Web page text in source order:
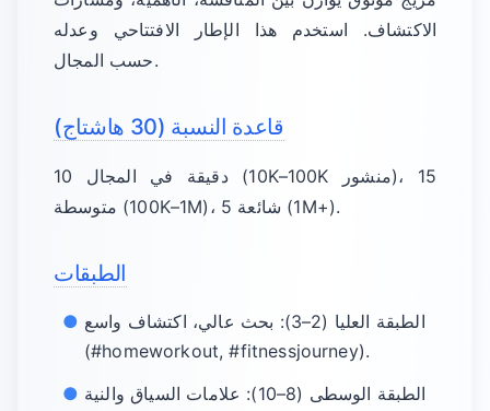
الاكتشاف. استخدم هذا الإطار الافتتاحي وعدله
حسب المجال.
قاعدة النسبة (30 هاشتاج)
10 دقيقة في المجال (10K–100K منشور)، 15
متوسطة (100K–1M)، 5 شائعة (1M+).
الطبقات
الطبقة العليا (2–3): بحث عالي، اكتشاف واسع
(#homeworkout, #fitnessjourney).
الطبقة الوسطى (8–10): علامات السياق والنية